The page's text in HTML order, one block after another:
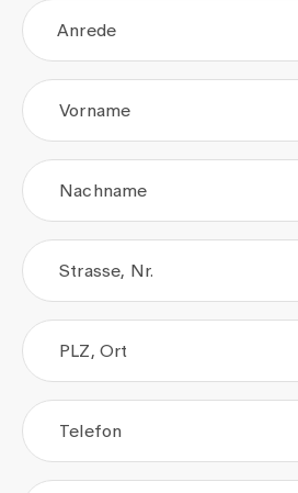
Anrede
Vorname
Nachname
Strasse, Nr.
PLZ, Ort
Telefon